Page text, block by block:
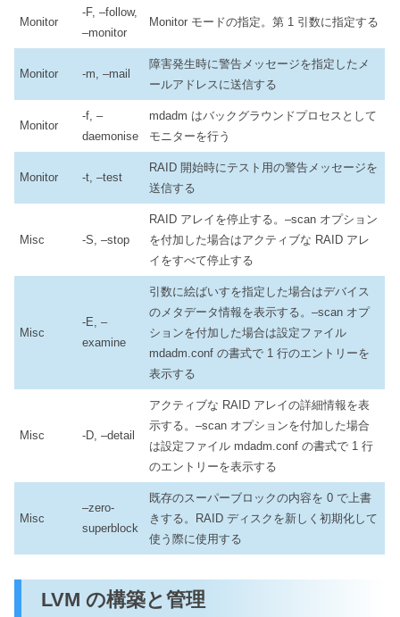
Monitor
-F, –follow,
–monitor
Monitor モードの指定。第 1 引数に指定する
Monitor -m, –mail
障害発生時に警告メッセージを指定したメ
ールアドレスに送信する
Monitor
-f, –
daemonise
mdadm はバックグラウンドプロセスとして
モニターを行う
Monitor -t, –test
RAID 開始時にテスト用の警告メッセージを
送信する
Misc -S, –stop
RAID アレイを停止する。–scan オプション
を付加した場合はアクティブな RAID アレ
イをすべて停止する
Misc
-E, –
examine
引数に絵ばいすを指定した場合はデバイス
のメタデータ情報を表示する。–scan オプ
ションを付加した場合は設定ファイル
mdadm.conf の書式で 1 行のエントリーを
表示する
Misc -D, –detail
アクティブな RAID アレイの詳細情報を表
示する。–scan オプションを付加した場合
は設定ファイル mdadm.conf の書式で 1 行
のエントリーを表示する
Misc
–zero-
superblock
既存のスーパーブロックの内容を 0 で上書
きする。RAID ディスクを新しく初期化して
使う際に使用する
LVM の構築と管理